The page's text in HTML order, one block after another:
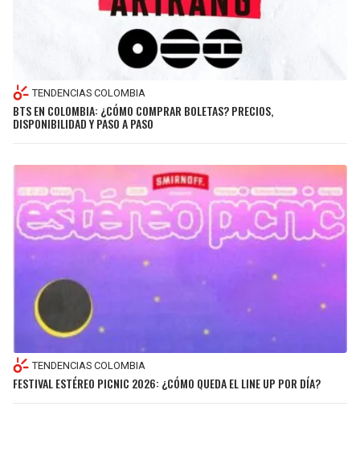
TENDENCIAS COLOMBIA
BTS EN COLOMBIA: ¿CÓMO COMPRAR BOLETAS? PRECIOS,
DISPONIBILIDAD Y PASO A PASO
TENDENCIAS COLOMBIA
FESTIVAL ESTÉREO PICNIC 2026: ¿CÓMO QUEDA EL LINE UP POR DÍA?